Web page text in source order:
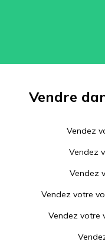
Vendre
Vendez
Vendez
Vendez
Vendez votre
Vendez votre